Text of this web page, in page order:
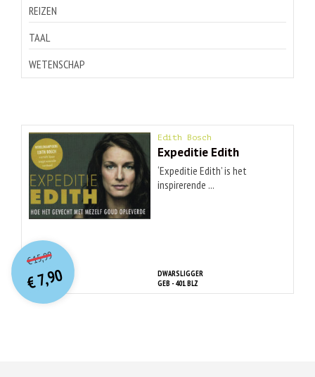
REIZEN
TAAL
WETENSCHAP
Edith Bosch
Expeditie Edith
‘Expeditie Edith’ is het
inspirerende ...
DWARSLIGGER
GEB - 401 BLZ
€15,99O
orspr
onkelijke
prijs
was:
€ 15,99.
€7,90
Huidige
prijs
is:
€ 7,90.